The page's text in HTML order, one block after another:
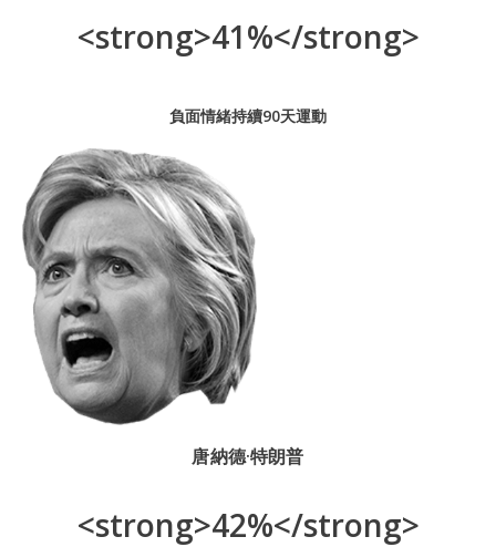
<strong>41%</strong>
負面情緒持續90天運動
唐納德·特朗普
<strong>42%</strong>